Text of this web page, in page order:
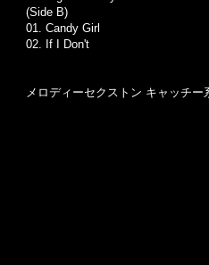
(Side B)
01. Candy Girl
02. If I Don't
メロディーセクストン キャッチー